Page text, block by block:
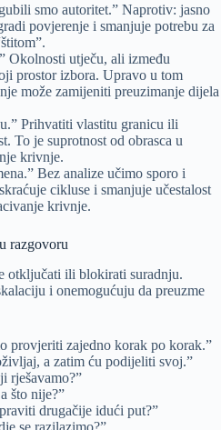
smo autoritet.” Naprotiv: jasno
povjerenje i smanjuje potrebu za
Okolnosti utječu, ali između
prostor izbora. Upravo u tom
može zamijeniti preuzimanje dijela
Prihvatiti vlastitu granicu ili
To je suprotnost od obrasca u
krivnje.
Bez analize učimo sporo i
cikluse i smanjuje učestalost
krivnje.
razgovoru
otključati ili blokirati suradnju.
i onemogućuju da preuzme
provjeriti zajedno korak po korak.”
a zatim ću podijeliti svoj.”
rješavamo?”
što nije?”
drugačije idući put?”
se razilazimo?”